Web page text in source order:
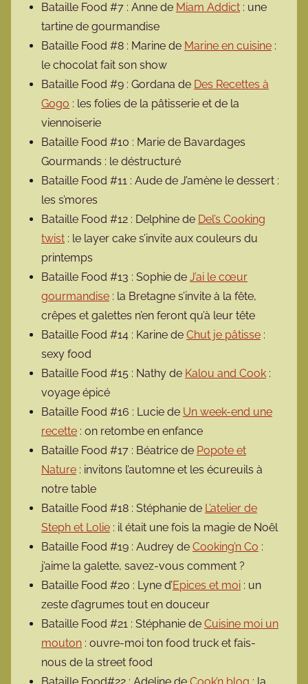
Bataille Food #7 : Anne de Miam Addict : une
tartine de gourmandise
Bataille Food #8 : Marine de Marine en cuisine :
le chocolat fait son show
Bataille Food #9 : Gordana de Des Recettes à
Gogo : les folies de la pâtisserie et de la
viennoiserie
Bataille Food #10 : Marie de Bavardages
Gourmands : le déstructuré
Bataille Food #11 : Aude de J’amène le dessert :
les s’mores
Bataille Food #12 : Delphine de Del’s Cooking
twist : le layer cake s’invite aux couleurs du
printemps
Bataille Food #13 : Sophie de J’ai le cœur
gourmandise : la Bretagne s’invite à la fête,
crêpes et galettes n’en feront qu’à leur tête
Bataille Food #14 : Karine de Chut je pâtisse :
sexy food
Bataille Food #15 : Nathy de Kalou and Cook :
voyage épicé
Bataille Food #16 : Lucie de Un week-end une
recette : on retombe en enfance
Bataille Food #17 : Béatrice de Popote et
Nature : invitons l’automne et les écureuils à
notre table
Bataille Food #18 : Stéphanie de L’atelier de
Steph et Lolie : il était une fois la magie de Noël
Bataille Food #19 : Audrey de Cooking’n Co :
j’aime la galette, savez-vous comment ?
Bataille Food #20 : Lyne d’Epices et moi : un
zeste d’agrumes tout en douceur
Bataille Food #21 : Stéphanie de Cuisine moi un
mouton : ouvre-moi ton food truck et fais-
nous de la street food